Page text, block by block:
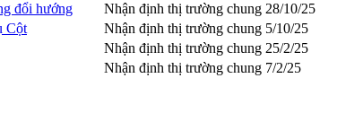
đổi hướng
Nhận định thị trường chung 28/10/25
Cột
Nhận định thị trường chung 5/10/25
Nhận định thị trường chung 25/2/25
Nhận định thị trường chung 7/2/25